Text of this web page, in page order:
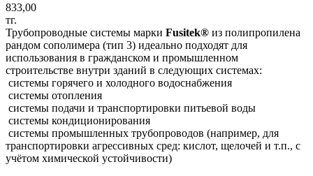
833,00
тг.
Трубопроводные системы марки Fusitek® из полипропилена
рандом сополимера (тип 3) идеально подходят для
использования в гражданском и промышленном
строительстве внутри зданий в следующих системах:
системы горячего и холодного водоснабжения
системы отопления
системы подачи и транспортировки питьевой воды
системы кондиционирования
системы промышленных трубопроводов (например, для
транспортировки агрессивных сред: кислот, щелочей и т.п., с
учётом химической устойчивости)